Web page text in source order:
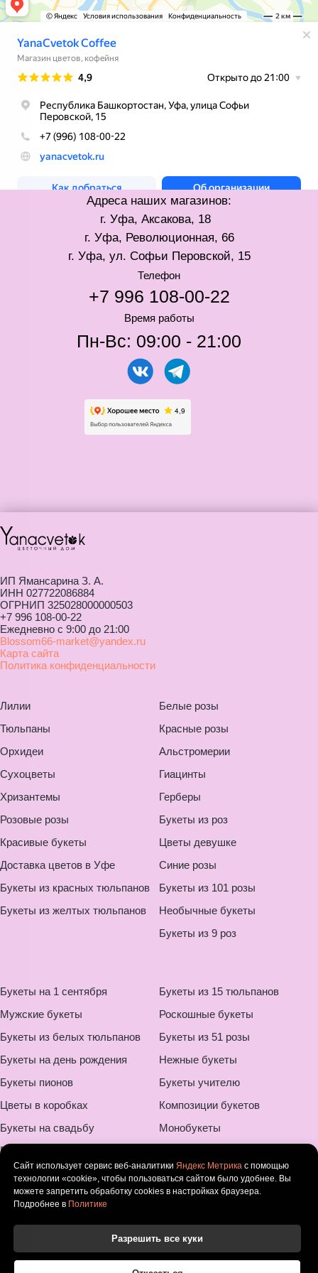
ИП Ямансарина З. А.
ИНН 027722086884
ОГРНИП 325028000000503
+7 996 108-00-22
Ежедневно с 9:00 до 21:00
Blossom66-market@yandex.ru
Карта сайта
Политика конфиденциальности
Лилии
Тюльпаны
Орхидеи
Сухоцветы
Хризантемы
Розовые розы
Красивые букеты
Доставка цветов в Уфе
Букеты из красных тюльпанов
Букеты из желтых тюльпанов
Белые розы
Красные розы
Альстромерии
Гиацинты
Герберы
Букеты из роз
Цветы девушке
Синие розы
Букеты из 101 розы
Необычные букеты
Букеты из 9 роз
Букеты на 1 сентября
Мужские букеты
Букеты из белых тюльпанов
Букеты на день рождения
Букеты пионов
Цветы в коробках
Букеты на свадьбу
Букеты для мамы
Букеты ребенку
Оригинальные букеты
Букеты из 15 тюльпанов
Роскошные букеты
Букеты из 51 розы
Нежные букеты
Букеты учителю
Композиции букетов
Монобукеты
Букеты на 8 марта
Букеты с ромашками
Сайт использует сервис веб-аналитики Яндекс Метрика с помощью
технологии «cookie», чтобы пользоваться сайтом было удобнее. Вы
можете запретить обработку cookies в настройках браузера.
Подробнее в Политике
Разрешить все куки